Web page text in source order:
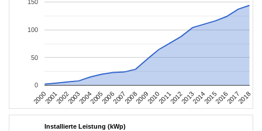
2000200120022003200420052006200720082009201020112012201320142015201620172018
0
50
100
150
Installierte Leistung (kWp)